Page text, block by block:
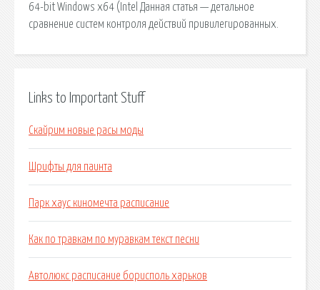
64-bit Windows x64 (Intel Данная статья — детальное
сравнение систем контроля действий привилегированных.
Links to Important Stuff
Скайрим новые расы моды
Шрифты для паинта
Парк хаус киномечта расписание
Как по травкам по муравкам текст песни
Автолюкс расписание борисполь харьков